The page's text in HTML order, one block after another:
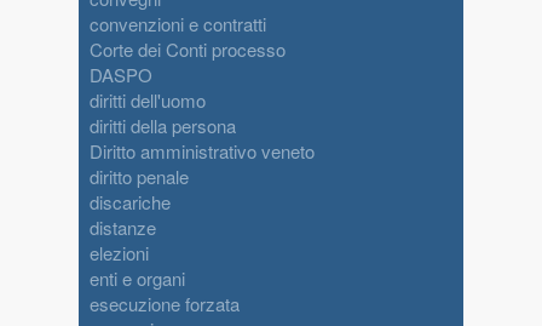
convenzioni e contratti
Corte dei Conti processo
DASPO
diritti dell'uomo
diritti della persona
Diritto amministrativo veneto
diritto penale
discariche
distanze
elezioni
enti e organi
esecuzione forzata